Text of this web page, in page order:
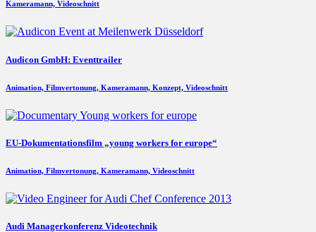
Kameramann, Videoschnitt
Audicon GmbH: Eventtrailer
Animation, Filmvertonung, Kameramann, Konzept, Videoschnitt
EU-Dokumentationsfilm „young workers for europe“
Animation, Filmvertonung, Kameramann, Videoschnitt
Audi Managerkonferenz Videotechnik